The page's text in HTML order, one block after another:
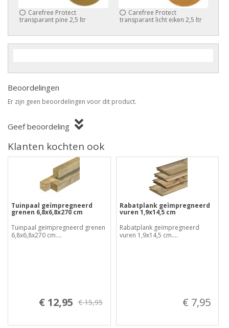
Carefree Protect
transparant pine 2,5 ltr
Carefree Protect
transparant licht eiken 2,5 ltr
Beoordelingen
Er zijn geen beoordelingen voor dit product.
Geef beoordeling
Klanten kochten ook
Tuinpaal geïmpregneerd
grenen 6,8x6,8x270 cm
Tuinpaal geïmpregneerd grenen
6,8x6,8x270 cm....
€ 12,95 € 15,95
Rabatplank geïmpregneerd
vuren 1,9x14,5 cm
Rabatplank geïmpregneerd
vuren 1,9x14,5 cm....
€ 7,95